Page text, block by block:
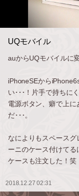
UQモバイル
auからUQモバイルに
iPhoneSEから
い･･･！片手で持ちに
電源ボタン、癖で上
だ･･･。
なによりもスペースグ
ーニのケース付けて
ケースも注文した！笑
2018.12.27 02:31